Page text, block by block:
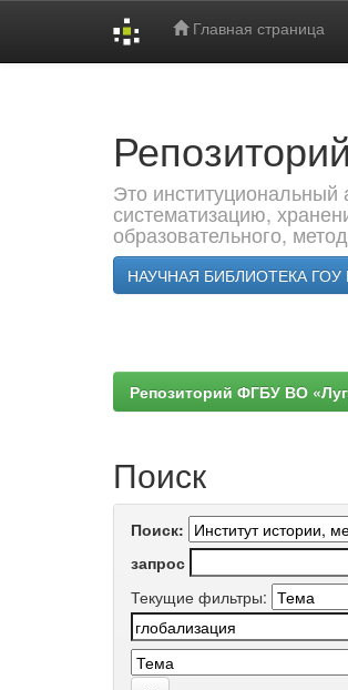
Главная страница
Репозиторий
Это институциональный
систематизацию,
образовательного,
НАУЧНАЯ БИБЛИОТЕКА ГОУ
Репозиторий ФГБУ ВО
Поиск
Поиск:
запрос
Текущие фильтры: